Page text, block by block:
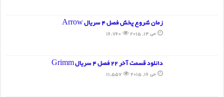
زمان شروع پخش فصل 4 سریال Arrow
می 14, 2015 16,760
دانلود قسمت آخر 22 فصل 4 سریال Grimm
می 16, 2015 11,557